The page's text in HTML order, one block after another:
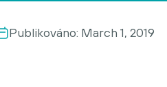
Publikováno: March 1, 2019